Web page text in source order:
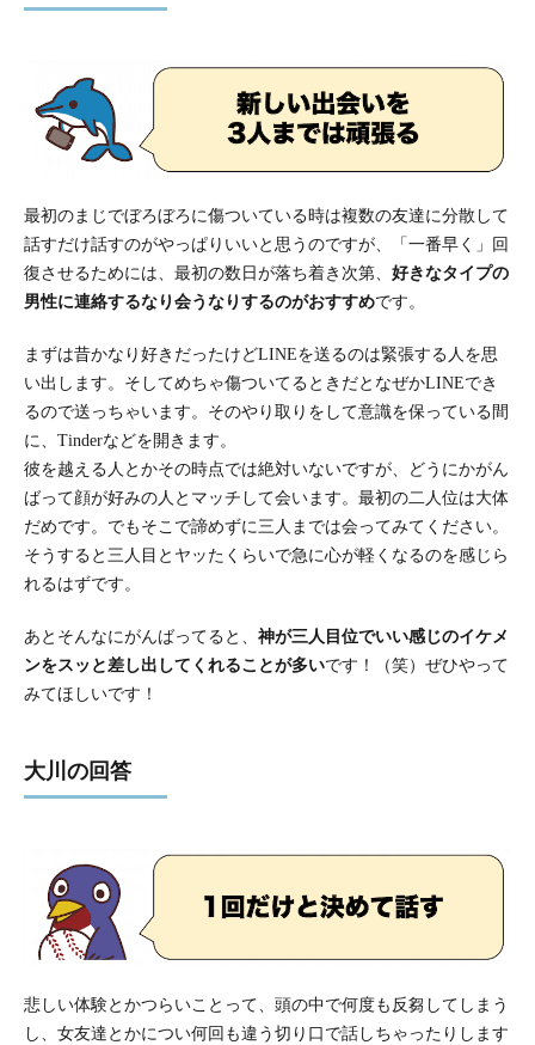
最初のまじでぼろぼろに傷ついている時は複数の友達に分散して
話すだけ話すのがやっぱりいいと思うのですが、「一番早く」回
復させるためには、最初の数日が落ち着き次第、 好きなタイプの
男性に連絡するなり会うなりするのがおすすめです。
まずは昔かなり好きだったけどLINEを送るのは緊張する人を思
い出します。そしてめちゃ傷ついてるときだとなぜかLINEでき
るので送っちゃいます。そのやり取りをして意識を保っている間
に、Tinderなどを開きます。
彼を越える人とかその時点では絶対いないですが、どうにかがん
ばって顔が好みの人とマッチして会います。最初の二人位は大体
だめです。でもそこで諦めずに三人までは会ってみてください。
そうすると三人目とヤッたくらいで急に心が軽くなるのを感じら
れるはずです。
あとそんなにがんばってると、 神が三人目位でいい感じのイケメ
ンをスッと差し出してくれることが多いです！（笑）ぜひやって
みてほしいです！
大川の回答
悲しい体験とかつらいことって、頭の中で何度も反芻してしまう
し、女友達とかについ何回も違う切り口で話しちゃったりします